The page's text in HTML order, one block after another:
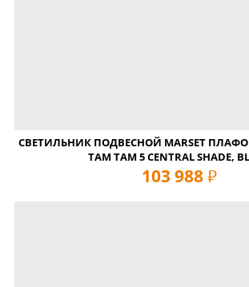
СВЕТИЛЬНИК ПОДВЕСНОЙ MARSET
TAM TAM 5 CENTRAL SHADE,
103 988 руб